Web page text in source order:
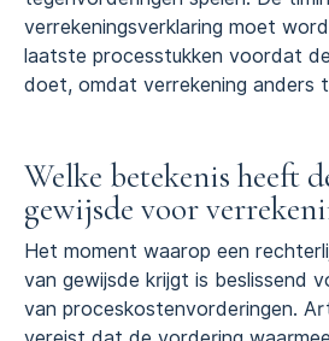
verrekeningsverklaring moet
laatste processtukken voordat
doet, omdat verrekening anders
Welke betekenis heeft
gewijsde voor
Het moment waarop een
van gewijsde krijgt is beslissend
van proceskostenvorderingen.